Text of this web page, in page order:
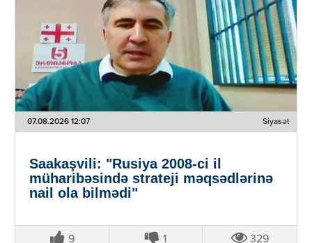
07.08.2026 12:07 Siyasət
Saakaşvili: "Rusiya 2008-ci il
müharibəsində strateji məqsədlərinə
nail ola bilmədi"
9 1 329